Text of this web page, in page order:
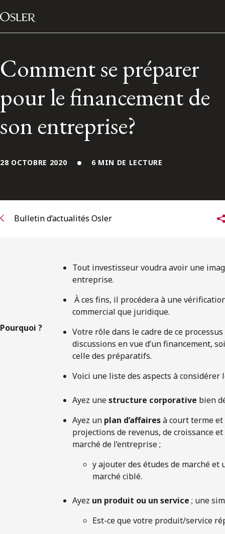
Passer au contenu
Main Navigation
S’abonner aux articles Osler
Comment se préparer
pour le financement de
son entreprise?
28 OCTOBRE 2020 6 MIN DE LECTURE
Bulletin d’actualités Osler
Pourquoi ?
Tout investisseur voudra avoir une
entreprise.
À ces fins, il procédera à une
commercial que juridique.
Votre rôle dans le cadre de ce
discussions en vue d’un financement,
celle des préparatifs.
Voici une liste des aspects à considérer
Ayez unestructure corporative bien
Ayez un plan d’affairesà court terme
projections de revenus, de croissance
marché de l’entreprise ;
y ajouter des études de marché
marché ciblé.
Ayez un produit ou un service ; une
Est-ce que votre produit/service